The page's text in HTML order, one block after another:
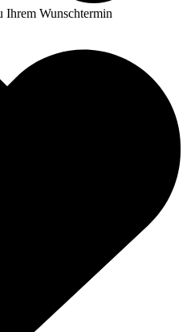
Ihrem Wunschtermin